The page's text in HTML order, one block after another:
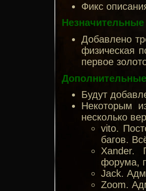
Фикс
Добавлено
физическая
первое
Будут
Некоторым
несколько
vito.
багов.
Xander.
форума,
Jack.
Zoom.